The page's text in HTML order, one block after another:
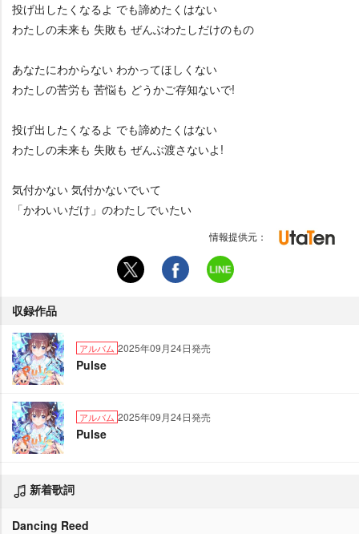
投げ出したくなるよ でも諦めたくはない
わたしの未来も 失敗も ぜんぶわたしだけのもの
あなたにわからない わかってほしくない
わたしの苦労も 苦悩も どうかご存知ないで!
投げ出したくなるよ でも諦めたくはない
わたしの未来も 失敗も ぜんぶ渡さないよ!
気付かない 気付かないでいて
「かわいいだけ」のわたしでいたい
情報提供元：
収録作品
アルバム 2025年09月24日発売
Pulse
アルバム 2025年09月24日発売
Pulse
新着歌詞
Dancing Reed